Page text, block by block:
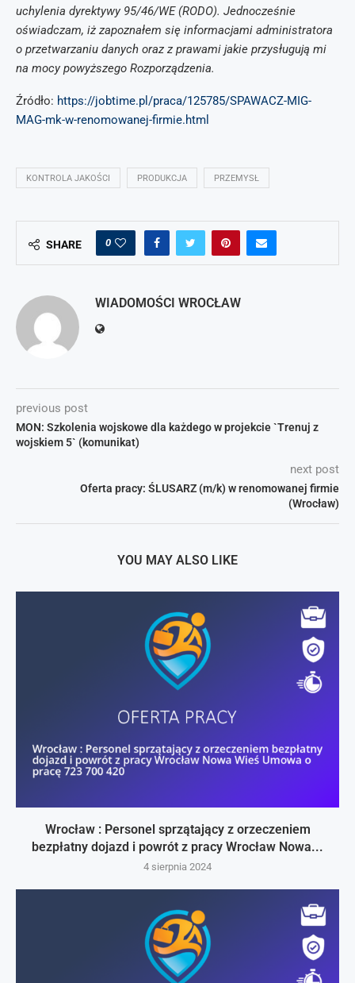
uchylenia dyrektywy 95/46/WE (RODO). Jednocześnie
oświadczam, iż zapoznałem się informacjami administratora
o przetwarzaniu danych oraz z prawami jakie przysługują mi
na mocy powyższego Rozporządzenia.
Źródło: https://jobtime.pl/praca/125785/SPAWACZ-MIG-
MAG-mk-w-renomowanej-firmie.html
KONTROLA JAKOŚCI PRODUKCJA PRZEMYSŁ
SHARE 0
WIADOMOŚCI WROCŁAW
previous post
MON: Szkolenia wojskowe dla każdego w projekcie `Trenuj z
wojskiem 5` (komunikat)
next post
Oferta pracy: ŚLUSARZ (m/k) w renomowanej firmie
(Wrocław)
YOU MAY ALSO LIKE
Wrocław : Personel sprzątający z orzeczeniem
bezpłatny dojazd i powrót z pracy Wrocław Nowa...
4 sierpnia 2024